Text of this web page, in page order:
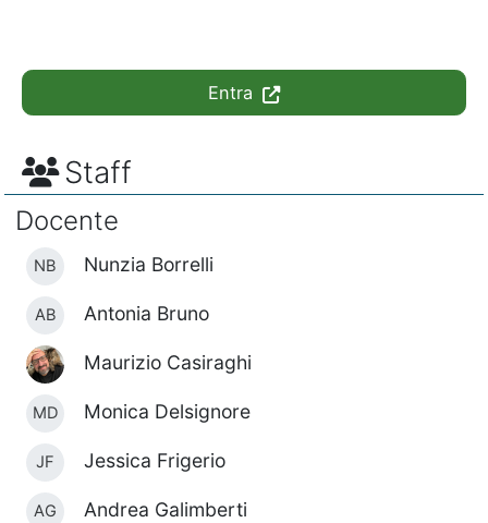
Entra
Staff
Docente
NB Nunzia Borrelli
AB Antonia Bruno
Maurizio Casiraghi
MD Monica Delsignore
JF Jessica Frigerio
AG Andrea Galimberti